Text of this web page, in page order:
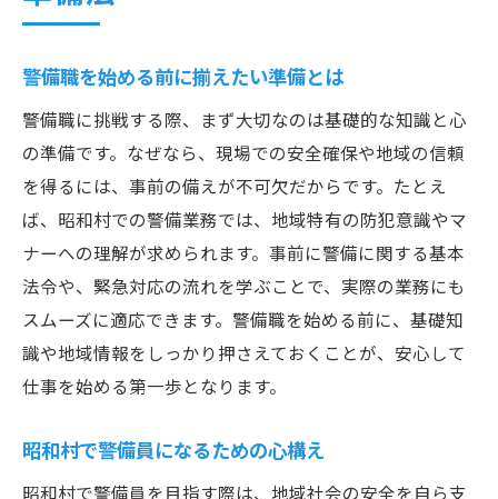
警備職を始める前に揃えたい準備とは
警備職に挑戦する際、まず大切なのは基礎的な知識と心
の準備です。なぜなら、現場での安全確保や地域の信頼
を得るには、事前の備えが不可欠だからです。たとえ
ば、昭和村での警備業務では、地域特有の防犯意識やマ
ナーへの理解が求められます。事前に警備に関する基本
法令や、緊急対応の流れを学ぶことで、実際の業務にも
スムーズに適応できます。警備職を始める前に、基礎知
識や地域情報をしっかり押さえておくことが、安心して
仕事を始める第一歩となります。
昭和村で警備員になるための心構え
昭和村で警備員を目指す際は、地域社会の安全を自ら支